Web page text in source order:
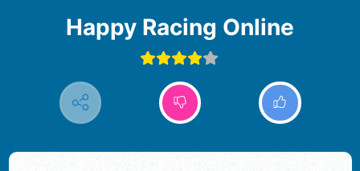
Happy Racing Online